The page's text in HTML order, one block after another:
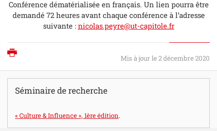
Conférence dématérialisée en français. Un lien pourra être
demandé 72 heures avant chaque conférence à l’adresse
suivante : nicolas.peyre@ut-capitole.fr
Mis à jour le 2 décembre 2020
Séminaire de recherche
« Culture & Influence », 1ère édition.